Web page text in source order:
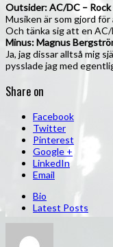
Outsider: AC/DC –
Musiken är som gjord
Och tänka sig att en AC/
Minus: Magnus
Ja, jag dissar alltså mig
pysslade jag med
Share on
Facebook
Twitter
Pinterest
Google +
LinkedIn
Email
Bio
Latest Posts